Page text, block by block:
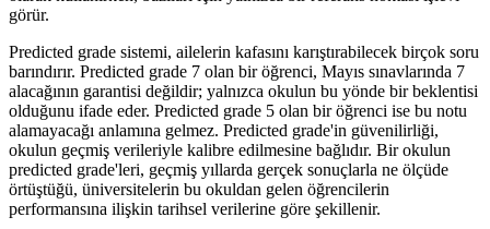
görür.
Predicted grade sistemi, ailelerin kafasını karıştırabilecek birçok soru
barındırır. Predicted grade 7 olan bir öğrenci, Mayıs sınavlarında 7
alacağının garantisi değildir; yalnızca okulun bu yönde bir beklentisi
olduğunu ifade eder. Predicted grade 5 olan bir öğrenci ise bu notu
alamayacağı anlamına gelmez. Predicted grade'in güvenilirliği,
okulun geçmiş verileriyle kalibre edilmesine bağlıdır. Bir okulun
predicted grade'leri, geçmiş yıllarda gerçek sonuçlarla ne ölçüde
örtüştüğü, üniversitelerin bu okuldan gelen öğrencilerin
performansına ilişkin tarihsel verilerine göre şekillenir.